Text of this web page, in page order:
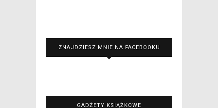
ZNAJDZIESZ MNIE NA FACEBOOKU
GADŻETY KSIĄŻKOWE